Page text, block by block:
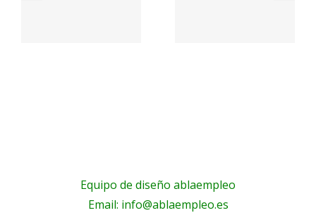
Equipo de diseño ablaempleo
Email: info@ablaempleo.es